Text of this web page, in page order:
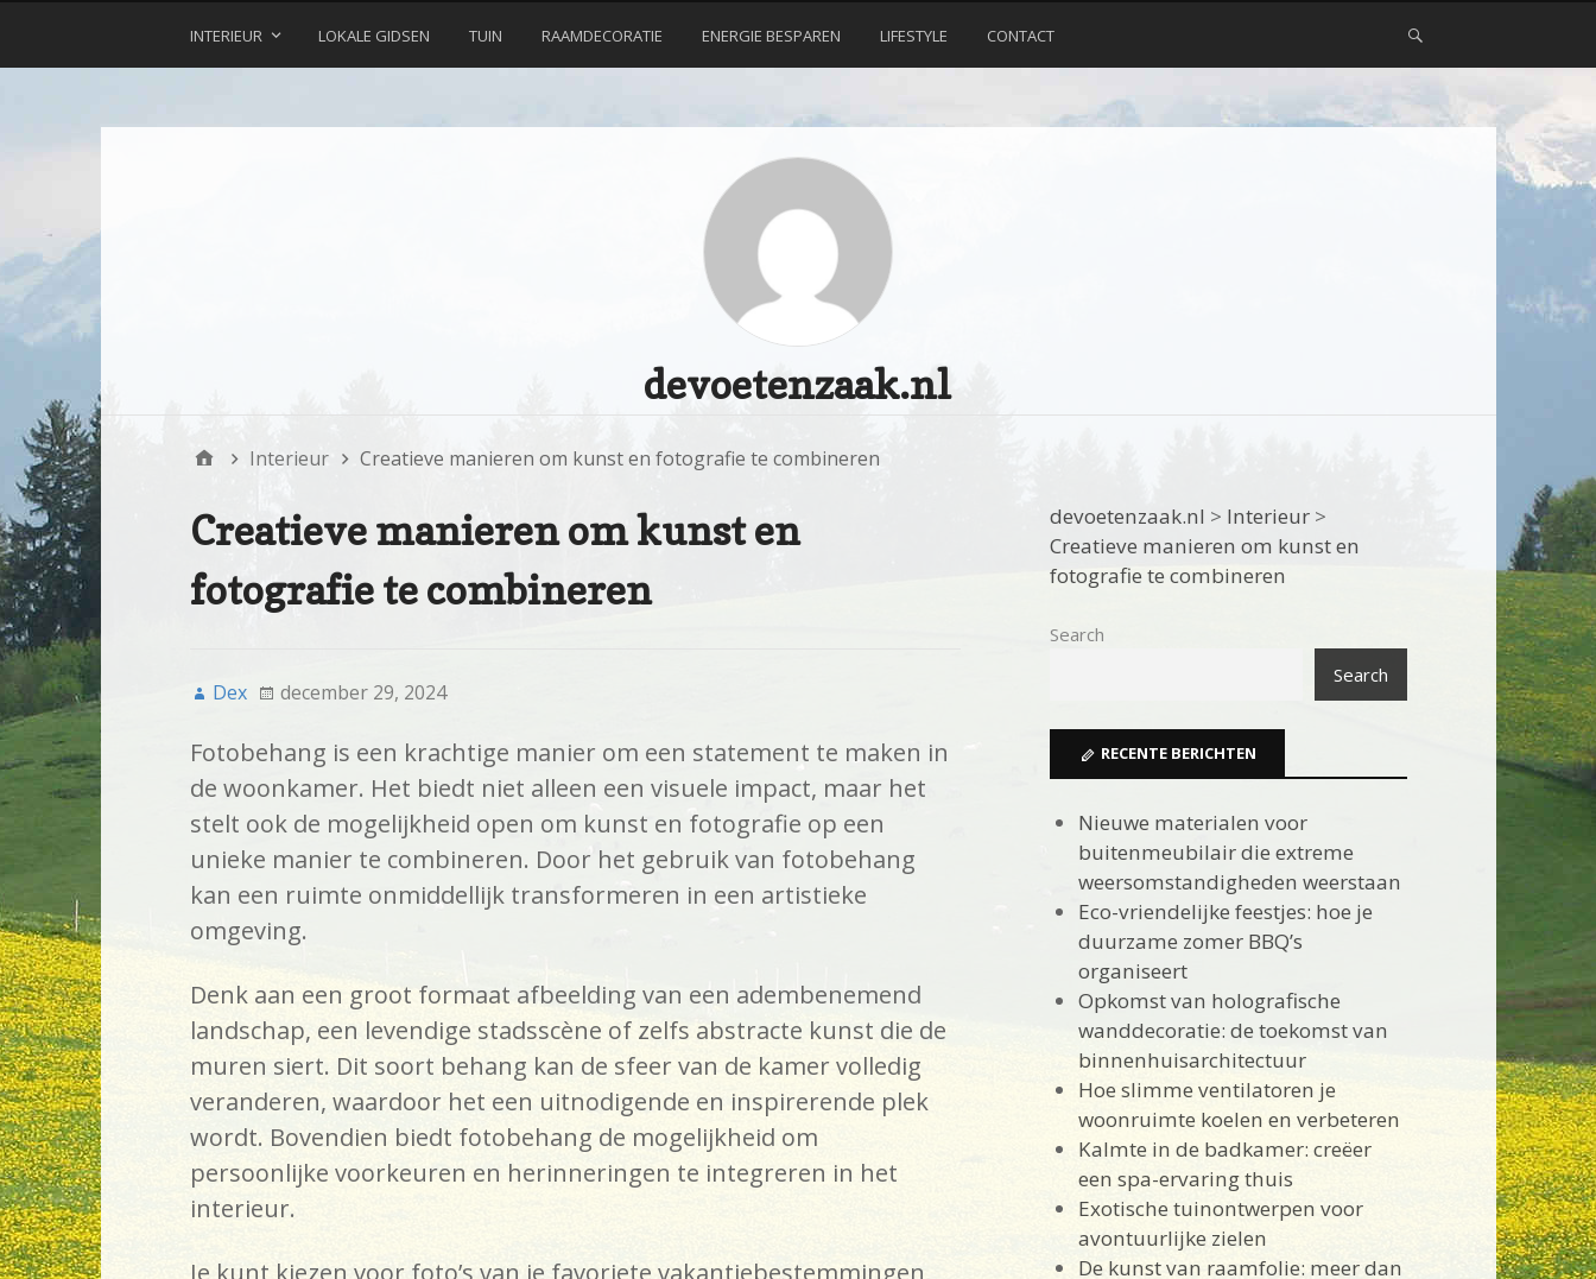
INTERIEUR LOKALE GIDSEN TUIN RAAMDECORATIE ENERGIE BESPAREN LIFESTYLE CONTACT
devoetenzaak.nl
Interieur Creatieve manieren om kunst en fotografie te combineren
Creatieve manieren om kunst en
fotografie te combineren
Dex december 29, 2024
Fotobehang is een krachtige manier om een statement te maken in
de woonkamer. Het biedt niet alleen een visuele impact, maar het
stelt ook de mogelijkheid open om kunst en fotografie op een
unieke manier te combineren. Door het gebruik van fotobehang
kan een ruimte onmiddellijk transformeren in een artistieke
omgeving.
Denk aan een groot formaat afbeelding van een adembenemend
landschap, een levendige stadsscène of zelfs abstracte kunst die de
muren siert. Dit soort behang kan de sfeer van de kamer volledig
veranderen, waardoor het een uitnodigende en inspirerende plek
wordt. Bovendien biedt fotobehang de mogelijkheid om
persoonlijke voorkeuren en herinneringen te integreren in het
interieur.
devoetenzaak.nl > Interieur >
Creatieve manieren om kunst en
fotografie te combineren
Search
Search
RECENTE BERICHTEN
Nieuwe materialen voor
buitenmeubilair die extreme
weersomstandigheden weerstaan
Eco-vriendelijke feestjes: hoe je
duurzame zomer BBQ’s
organiseert
Opkomst van holografische
wanddecoratie: de toekomst van
binnenhuisarchitectuur
Hoe slimme ventilatoren je
woonruimte koelen en verbeteren
Kalmte in de badkamer: creëer
een spa-ervaring thuis
Exotische tuinontwerpen voor
avontuurlijke zielen
De kunst van raamfolie: meer dan